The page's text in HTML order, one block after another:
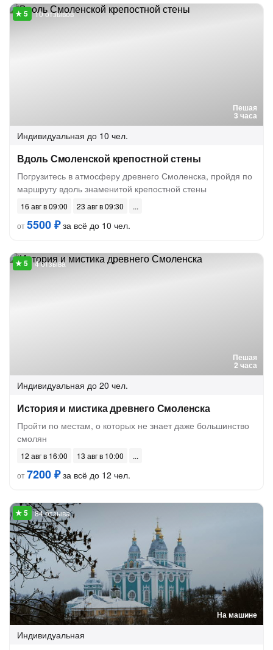
Пешая
3 часа
10 отзывов
Индивидуальная до 10 чел.
Вдоль Смоленской крепостной стены
Погрузитесь в атмосферу древнего Смоленска, пройдя по
маршруту вдоль знаменитой крепостной стены
16 авг в 09:00
23 авг в 09:30
от5500 ₽за всё до 10 чел.
Пешая
2 часа
4 отзыва
Индивидуальная до 20 чел.
История и мистика древнего Смоленска
Пройти по местам, о которых не знает даже большинство
смолян
12 авг в 16:00
13 авг в 10:00
от7200 ₽за всё до 12 чел.
На машине
84 отзыва
Индивидуальная